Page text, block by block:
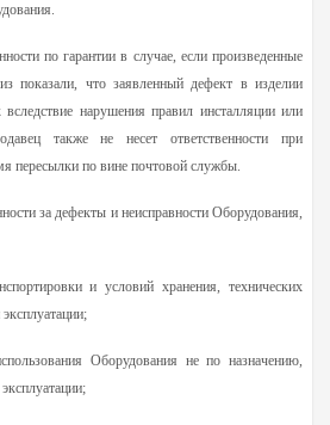
по гарантии в случае, если произведенные
показали, что заявленный дефект в изделии
вследствие нарушения правил инсталляции или
также не несет ответственности при
пересылки по вине почтовой службы.
за дефекты и неисправности Оборудования,
и условий хранения, технических
Оборудования не по назначению,